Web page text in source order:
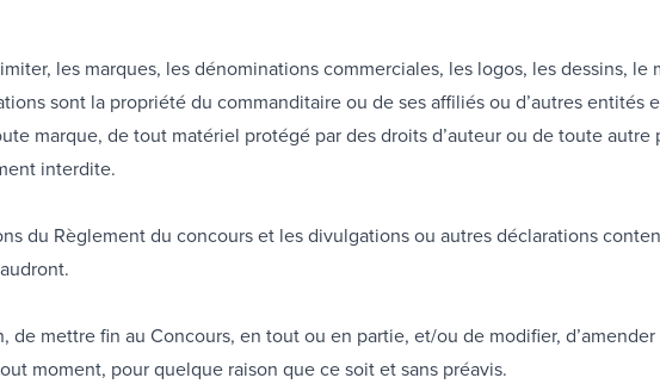
les marques, les dénominations commerciales, les logos, les dessins,
sont la propriété du commanditaire ou de ses affiliés ou d’autres entités
marque, de tout matériel protégé par des droits d’auteur ou de toute
interdite.
du Règlement du concours et les divulgations ou autres déclarations
de mettre fin au Concours, en tout ou en partie, et/ou de modifier,
moment, pour quelque raison que ce soit et sans préavis.